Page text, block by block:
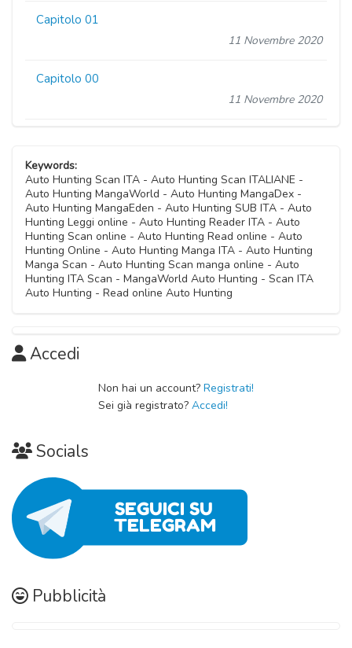
Capitolo 01
11 Novembre 2020
Capitolo 00
11 Novembre 2020
Keywords:
Auto Hunting Scan ITA - Auto Hunting Scan ITALIANE -
Auto Hunting MangaWorld - Auto Hunting MangaDex -
Auto Hunting MangaEden - Auto Hunting SUB ITA - Auto
Hunting Leggi online - Auto Hunting Reader ITA - Auto
Hunting Scan online - Auto Hunting Read online - Auto
Hunting Online - Auto Hunting Manga ITA - Auto Hunting
Manga Scan - Auto Hunting Scan manga online - Auto
Hunting ITA Scan - MangaWorld Auto Hunting - Scan ITA
Auto Hunting - Read online Auto Hunting
Accedi
Non hai un account? Registrati!
Sei già registrato? Accedi!
Socials
Pubblicità